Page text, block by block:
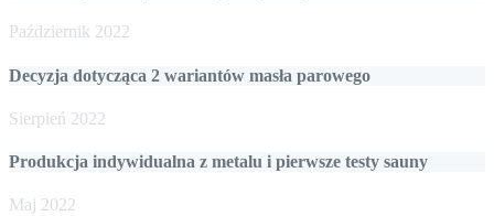
Październik 2022
Decyzja dotycząca 2 wariantów masła parowego
Sierpień 2022
Produkcja indywidualna z metalu i pierwsze testy sauny
Maj 2022